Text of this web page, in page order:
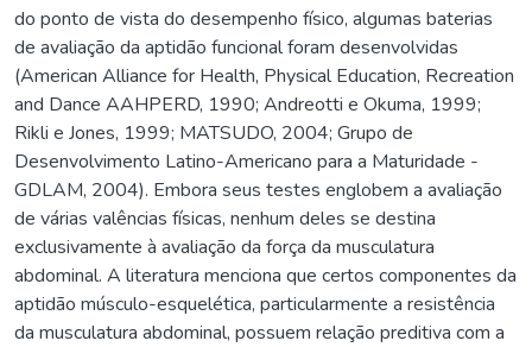
do ponto de vista do desempenho físico, algumas baterias
de avaliação da aptidão funcional foram desenvolvidas
(American Alliance for Health, Physical Education, Recreation
and Dance AAHPERD, 1990; Andreotti e Okuma, 1999;
Rikli e Jones, 1999; MATSUDO, 2004; Grupo de
Desenvolvimento Latino-Americano para a Maturidade -
GDLAM, 2004). Embora seus testes englobem a avaliação
de várias valências físicas, nenhum deles se destina
exclusivamente à avaliação da força da musculatura
abdominal. A literatura menciona que certos componentes da
aptidão músculo-esquelética, particularmente a resistência
da musculatura abdominal, possuem relação preditiva com a